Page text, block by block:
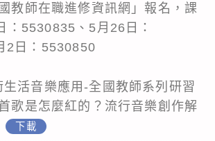
教師在職進修資訊網」報名，課
：5530835、5月26日：
2日：5530850
活音樂應用-全國教師系列研習
歌是怎麼紅的？流行音樂創作解
下載